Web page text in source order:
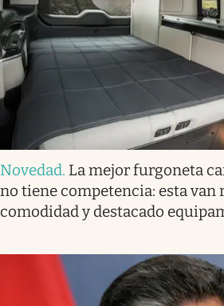
Novedad. La mejor furgoneta
no tiene competencia: esta van
comodidad y destacado